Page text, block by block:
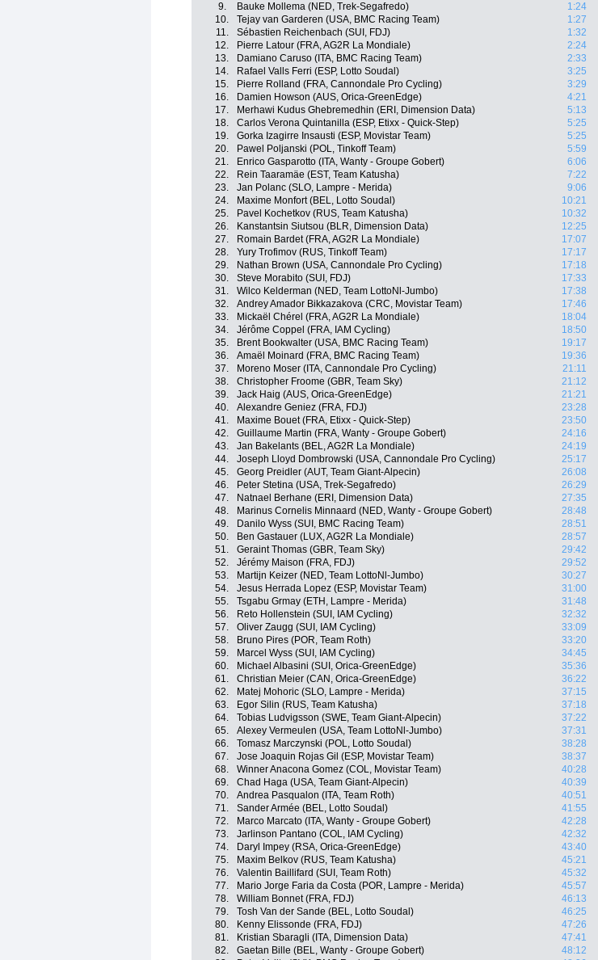
9.
Bauke Mollema (NED, Trek-Segafredo)
1:24
10.
Tejay van Garderen (USA, BMC Racing Team)
1:27
11.
Sébastien Reichenbach (SUI, FDJ)
1:32
12.
Pierre Latour (FRA, AG2R La Mondiale)
2:24
13.
Damiano Caruso (ITA, BMC Racing Team)
2:33
14.
Rafael Valls Ferri (ESP, Lotto Soudal)
3:25
15.
Pierre Rolland (FRA, Cannondale Pro Cycling)
3:29
16.
Damien Howson (AUS, Orica-GreenEdge)
4:21
17.
Merhawi Kudus Ghebremedhin (ERI, Dimension Data)
5:13
18.
Carlos Verona Quintanilla (ESP, Etixx - Quick-Step)
5:25
19.
Gorka Izagirre Insausti (ESP, Movistar Team)
5:25
20.
Pawel Poljanski (POL, Tinkoff Team)
5:59
21.
Enrico Gasparotto (ITA, Wanty - Groupe Gobert)
6:06
22.
Rein Taaramäe (EST, Team Katusha)
7:22
23.
Jan Polanc (SLO, Lampre - Merida)
9:06
24.
Maxime Monfort (BEL, Lotto Soudal)
10:21
25.
Pavel Kochetkov (RUS, Team Katusha)
10:32
26.
Kanstantsin Siutsou (BLR, Dimension Data)
12:25
27.
Romain Bardet (FRA, AG2R La Mondiale)
17:07
28.
Yury Trofimov (RUS, Tinkoff Team)
17:17
29.
Nathan Brown (USA, Cannondale Pro Cycling)
17:18
30.
Steve Morabito (SUI, FDJ)
17:33
31.
Wilco Kelderman (NED, Team LottoNl-Jumbo)
17:38
32.
Andrey Amador Bikkazakova (CRC, Movistar Team)
17:46
33.
Mickaël Chérel (FRA, AG2R La Mondiale)
18:04
34.
Jérôme Coppel (FRA, IAM Cycling)
18:50
35.
Brent Bookwalter (USA, BMC Racing Team)
19:17
36.
Amaël Moinard (FRA, BMC Racing Team)
19:36
37.
Moreno Moser (ITA, Cannondale Pro Cycling)
21:11
38.
Christopher Froome (GBR, Team Sky)
21:12
39.
Jack Haig (AUS, Orica-GreenEdge)
21:21
40.
Alexandre Geniez (FRA, FDJ)
23:28
41.
Maxime Bouet (FRA, Etixx - Quick-Step)
23:50
42.
Guillaume Martin (FRA, Wanty - Groupe Gobert)
24:16
43.
Jan Bakelants (BEL, AG2R La Mondiale)
24:19
44.
Joseph Lloyd Dombrowski (USA, Cannondale Pro Cycling)
25:17
45.
Georg Preidler (AUT, Team Giant-Alpecin)
26:08
46.
Peter Stetina (USA, Trek-Segafredo)
26:29
47.
Natnael Berhane (ERI, Dimension Data)
27:35
48.
Marinus Cornelis Minnaard (NED, Wanty - Groupe Gobert)
28:48
49.
Danilo Wyss (SUI, BMC Racing Team)
28:51
50.
Ben Gastauer (LUX, AG2R La Mondiale)
28:57
51.
Geraint Thomas (GBR, Team Sky)
29:42
52.
Jérémy Maison (FRA, FDJ)
29:52
53.
Martijn Keizer (NED, Team LottoNl-Jumbo)
30:27
54.
Jesus Herrada Lopez (ESP, Movistar Team)
31:00
55.
Tsgabu Grmay (ETH, Lampre - Merida)
31:48
56.
Reto Hollenstein (SUI, IAM Cycling)
32:32
57.
Oliver Zaugg (SUI, IAM Cycling)
33:09
58.
Bruno Pires (POR, Team Roth)
33:20
59.
Marcel Wyss (SUI, IAM Cycling)
34:45
60.
Michael Albasini (SUI, Orica-GreenEdge)
35:36
61.
Christian Meier (CAN, Orica-GreenEdge)
36:22
62.
Matej Mohoric (SLO, Lampre - Merida)
37:15
63.
Egor Silin (RUS, Team Katusha)
37:18
64.
Tobias Ludvigsson (SWE, Team Giant-Alpecin)
37:22
65.
Alexey Vermeulen (USA, Team LottoNl-Jumbo)
37:31
66.
Tomasz Marczynski (POL, Lotto Soudal)
38:28
67.
Jose Joaquin Rojas Gil (ESP, Movistar Team)
38:37
68.
Winner Anacona Gomez (COL, Movistar Team)
40:28
69.
Chad Haga (USA, Team Giant-Alpecin)
40:39
70.
Andrea Pasqualon (ITA, Team Roth)
40:51
71.
Sander Armée (BEL, Lotto Soudal)
41:55
72.
Marco Marcato (ITA, Wanty - Groupe Gobert)
42:28
73.
Jarlinson Pantano (COL, IAM Cycling)
42:32
74.
Daryl Impey (RSA, Orica-GreenEdge)
43:40
75.
Maxim Belkov (RUS, Team Katusha)
45:21
76.
Valentin Baillifard (SUI, Team Roth)
45:32
77.
Mario Jorge Faria da Costa (POR, Lampre - Merida)
45:57
78.
William Bonnet (FRA, FDJ)
46:13
79.
Tosh Van der Sande (BEL, Lotto Soudal)
46:25
80.
Kenny Elissonde (FRA, FDJ)
47:26
81.
Kristian Sbaragli (ITA, Dimension Data)
47:41
82.
Gaetan Bille (BEL, Wanty - Groupe Gobert)
48:12